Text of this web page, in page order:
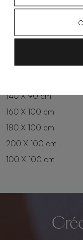
100 X 90 cm
140 X 90 cm
160 X 100 cm
180 X 100 cm
200 X 100 cm
100 X 100 cm